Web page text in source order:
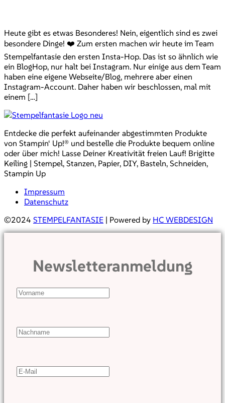
Heute gibt es etwas Besonderes! Nein, eigentlich sind es zwei
besondere Dinge! ❤️ Zum ersten machen wir heute im Team
Stempelfantasie den ersten Insta-Hop. Das ist so ähnlich wie
ein BlogHop, nur halt bei Instagram. Nur einige aus dem Team
haben eine eigene Webseite/Blog, mehrere aber einen
Instagram-Account. Daher haben wir beschlossen, mal mit
einem […]
Entdecke die perfekt aufeinander abgestimmten Produkte
von Stampin‘ Up!® und bestelle die Produkte bequem online
oder über mich! Lasse Deiner Kreativität freien Lauf! Brigitte
Keiling | Stempel, Stanzen, Papier, DIY, Basteln, Schneiden,
Stampin Up
Impressum
Datenschutz
©2024 STEMPELFANTASIE | Powered by HC WEBDESIGN
Newsletteranmeldung